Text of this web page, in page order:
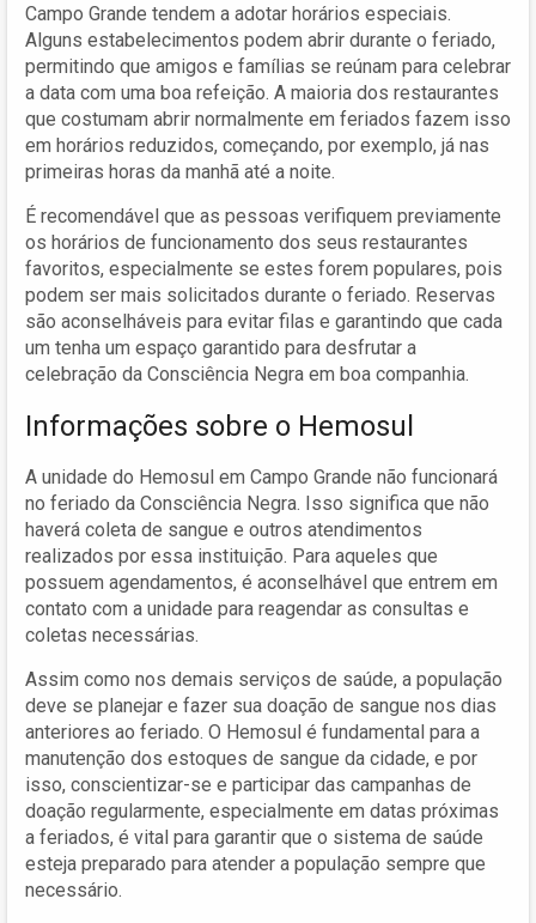
Campo Grande tendem a adotar horários especiais.
Alguns estabelecimentos podem abrir durante o feriado,
permitindo que amigos e famílias se reúnam para celebrar
a data com uma boa refeição. A maioria dos restaurantes
que costumam abrir normalmente em feriados fazem isso
em horários reduzidos, começando, por exemplo, já nas
primeiras horas da manhã até a noite.
É recomendável que as pessoas verifiquem previamente
os horários de funcionamento dos seus restaurantes
favoritos, especialmente se estes forem populares, pois
podem ser mais solicitados durante o feriado. Reservas
são aconselháveis para evitar filas e garantindo que cada
um tenha um espaço garantido para desfrutar a
celebração da Consciência Negra em boa companhia.
Informações sobre o Hemosul
A unidade do Hemosul em Campo Grande não funcionará
no feriado da Consciência Negra. Isso significa que não
haverá coleta de sangue e outros atendimentos
realizados por essa instituição. Para aqueles que
possuem agendamentos, é aconselhável que entrem em
contato com a unidade para reagendar as consultas e
coletas necessárias.
Assim como nos demais serviços de saúde, a população
deve se planejar e fazer sua doação de sangue nos dias
anteriores ao feriado. O Hemosul é fundamental para a
manutenção dos estoques de sangue da cidade, e por
isso, conscientizar-se e participar das campanhas de
doação regularmente, especialmente em datas próximas
a feriados, é vital para garantir que o sistema de saúde
esteja preparado para atender a população sempre que
necessário.